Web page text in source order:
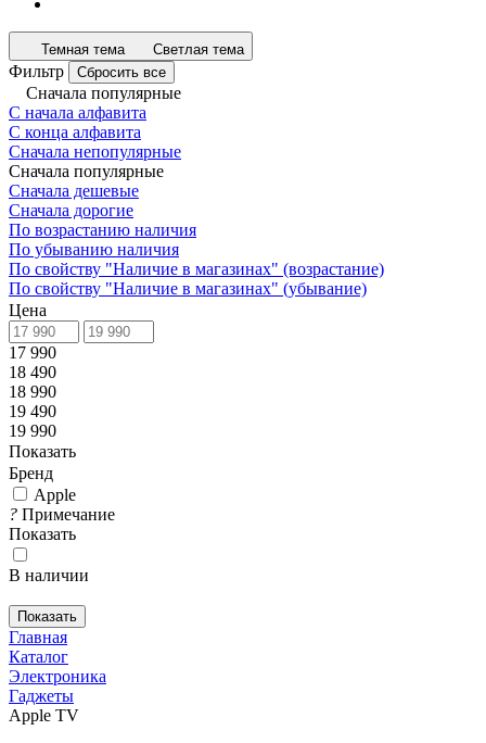
Темная тема Светлая тема
Фильтр Сбросить все
Сначала популярные
С начала алфавита
С конца алфавита
Сначала непопулярные
Сначала популярные
Сначала дешевые
Сначала дорогие
По возрастанию наличия
По убыванию наличия
По свойству "Наличие в магазинах" (возрастание)
По свойству "Наличие в магазинах" (убывание)
Цена
17 990
18 490
18 990
19 490
19 990
Показать
Бренд
Apple
? Примечание
Показать
В наличии
Показать
Главная
Каталог
Электроника
Гаджеты
Apple TV